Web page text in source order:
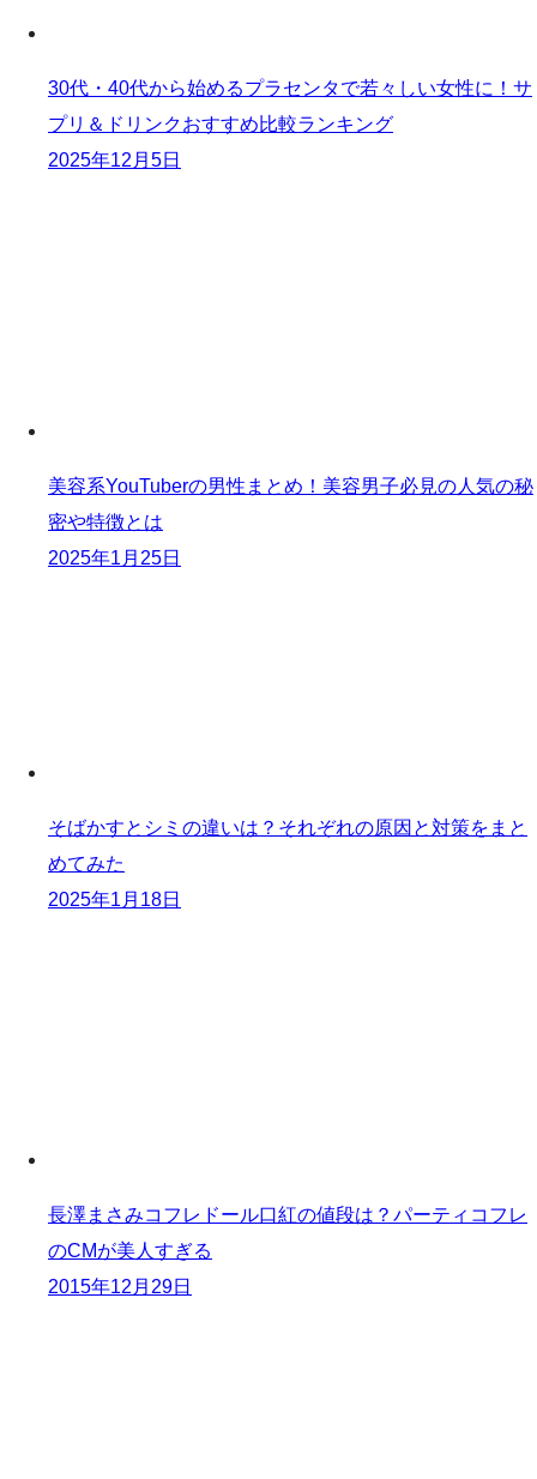
30代・40代から始めるプラセンタで若々しい女性に！サ
プリ＆ドリンクおすすめ比較ランキング
2025年12月5日
美容系YouTuberの男性まとめ！美容男子必見の人気の秘
密や特徴とは
2025年1月25日
そばかすとシミの違いは？それぞれの原因と対策をまと
めてみた
2025年1月18日
長澤まさみコフレドール口紅の値段は？パーティコフレ
のCMが美人すぎる
2015年12月29日